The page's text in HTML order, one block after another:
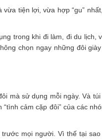
tiện lợi, vừa hợp “gu”
trong khi đi làm, đi du lịch,
chọn ngay những đôi
mà sử dụng mỗi ngày. Và
cảm cặp đôi” của các
mọi người. Vì thế tại sao